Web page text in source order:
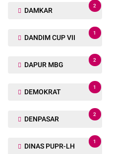
DAMKAR
2
DANDIM CUP VII
1
DAPUR MBG
2
DEMOKRAT
1
DENPASAR
2
DINAS PUPR-LH
1